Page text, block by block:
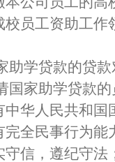
校员工资助工
助学贷款的贷款
国家助学贷款的
中华人民共和
完全民事行为
守信，遵纪守法